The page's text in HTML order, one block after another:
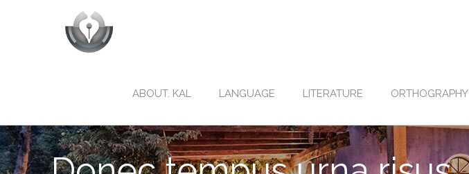
ABOUT. KAL LANGUAGE LITERATURE ORTHOGRAPHY